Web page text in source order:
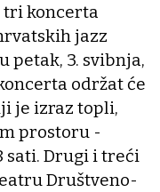
koncerta
jazz
petak, 3. svibnja,
održat će
je izraz topli,
prostoru -
sati. Drugi i treći
Društveno-